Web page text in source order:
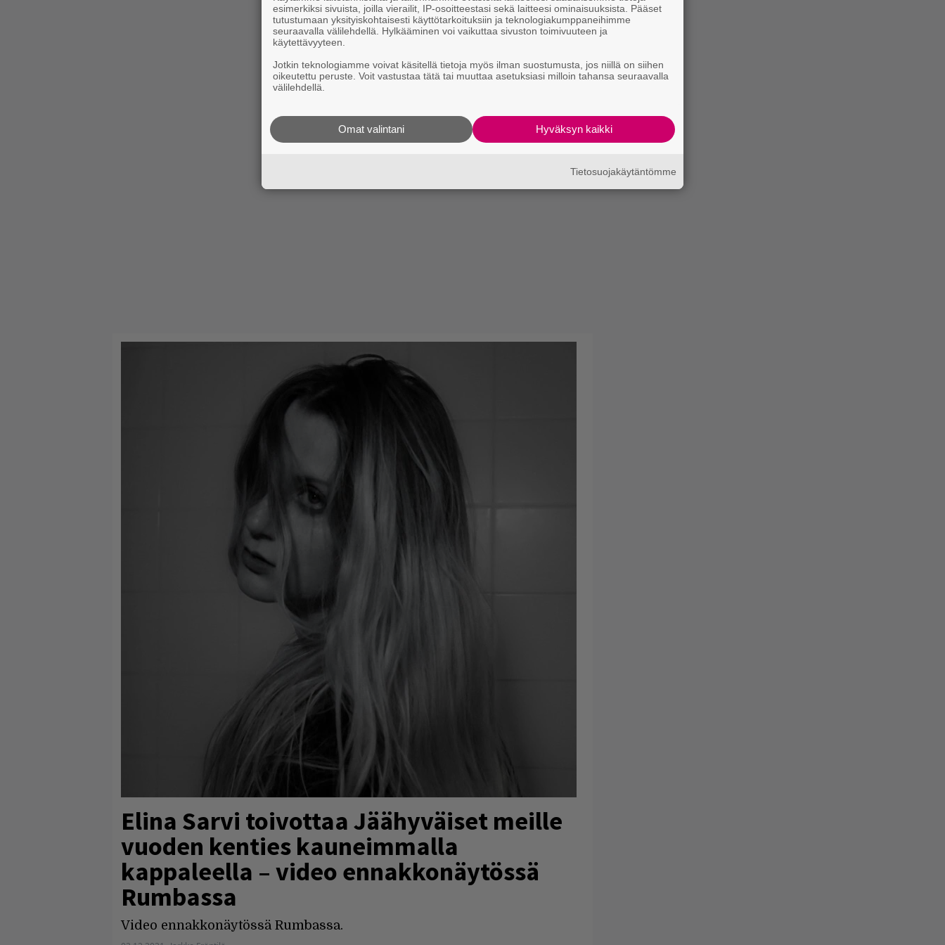
Elina Sarvi toivottaa Jäähyväiset meille
vuoden kenties kauneimmalla
kappaleella – video ennakkonäytössä
Rumbassa
Video ennakkonäytössä Rumbassa.
esimerkiksi sivuista, joilla vierailit, IP-osoitteestasi sekä laitteesi ominaisuuksista. Pääset
tutustumaan yksityiskohtaisesti käyttötarkoituksiin ja teknologiakumppaneihimme
seuraavalla välilehdellä. Hylkääminen voi vaikuttaa sivuston toimivuuteen ja
käytettävyyteen.
Jotkin teknologiamme voivat käsitellä tietoja myös ilman suostumusta, jos niillä on siihen
oikeutettu peruste. Voit vastustaa tätä tai muuttaa asetuksiasi milloin tahansa seuraavalla
välilehdellä.
Hyväksyn kaikki
Omat valintani
Tietosuojakäytäntömme